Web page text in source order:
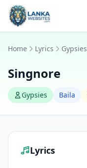
Skip to content
Home Lyrics Gypsies
Singnore
Gypsies Baila
Lyrics